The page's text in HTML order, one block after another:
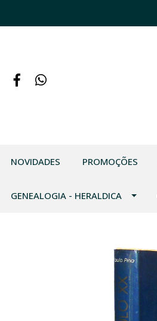
NOVIDADES PROMOÇÕES
GENEALOGIA - HERALDICA